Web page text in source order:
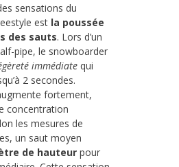
sensations du
est la poussée
des sauts. Lors d’un
pipe, le snowboarder
immédiate qui
2 secondes.
fortement,
concentration
les mesures de
un saut moyen
de hauteur pour